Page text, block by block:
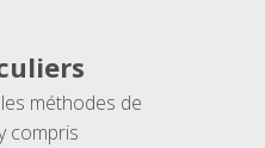
méthodes de
compris